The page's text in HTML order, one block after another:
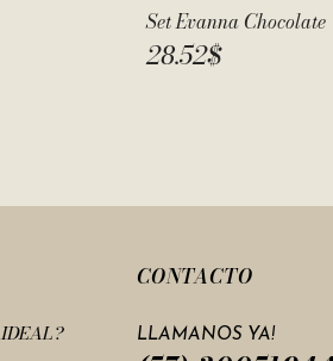
Set Evanna Chocolate
28.52$
CONTACTO
LLAMANOS YA!